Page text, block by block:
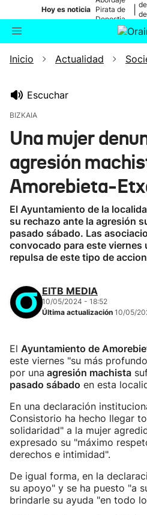
Hoy es noticia Pirata de
Donostia
de
Buscador
Inicio Actualidad
Escuchar
BIZKAIA
Una mujer
agresión
Amorebieta-
El Ayuntamiento de la
su rechazo ante la agresión
pasado sábado. Las
convocado para este viernes
repulsa de este tipo de
EITB MEDIA
10/05/2024 - 18:52
Última actualización 10/05/
El Ayuntamiento de
este viernes "su más
por una agresión machista
pasado sábado en esta
En una declaración
Consistorio ha hecho llegar
solidaridad" a la mujer
expresado su "máximo
derechos e intimidad".
De igual forma, en la
su apoyo" y se ha puesto "a
brindarle su ayuda "en todo